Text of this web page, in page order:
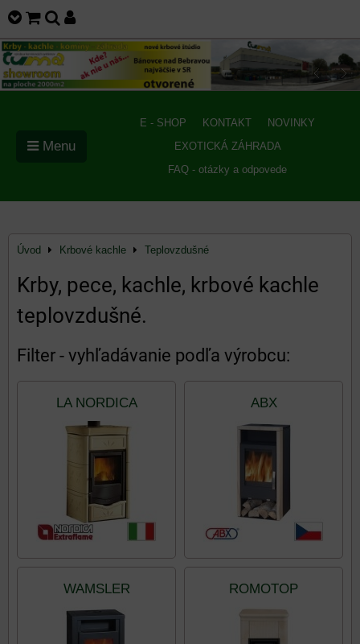
E - SHOP KONTAKT
NOVINKY
EXOTICKÁ ZÁHRADA
FAQ - otázky a odpovede
Menu
Úvod Krbové kachle Teplovzdušné
Krby, pece, kachle, krbové kachle
teplovzdušné.
Filter - vyhľadávanie podľa výrobcu:
LA NORDICA ABX
WAMSLER ROMOTOP